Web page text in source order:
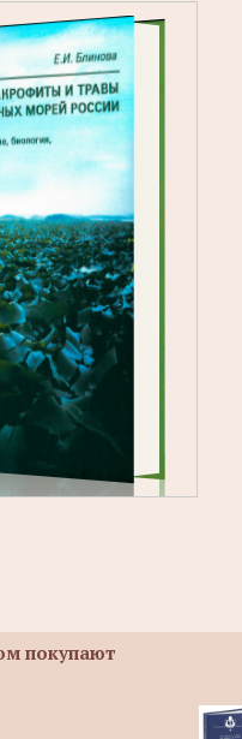
покупают